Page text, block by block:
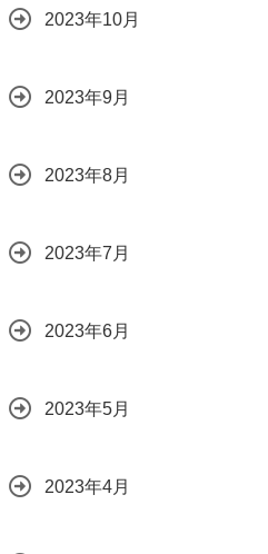
2023年10月
2023年9月
2023年8月
2023年7月
2023年6月
2023年5月
2023年4月